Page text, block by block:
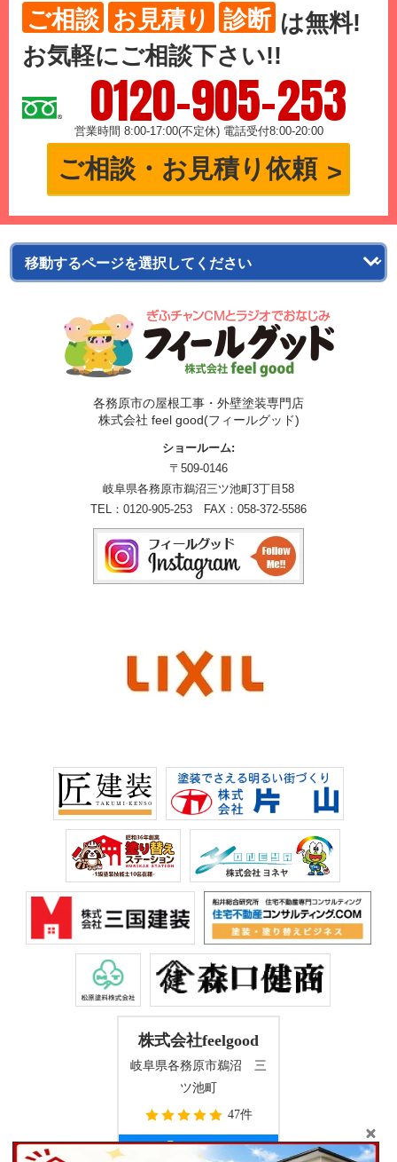
ご相談 お見積り 診断 は無料!
お気軽にご相談下さい!!
0120-905-253
営業時間 8:00-17:00(不定休) 電話受付8:00-20:00
ご相談・お見積り依頼
各務原市の屋根工事・外壁塗装専門店
株式会社 feel good(フィールグッド)
ショールーム:
〒509-0146
岐阜県各務原市鵜沼三ツ池町3丁目58
TEL： 0120-905-253 FAX：058-372-5586
株式会社feelgood
岐阜県各務原市鵜沼 三
ツ池町
47件